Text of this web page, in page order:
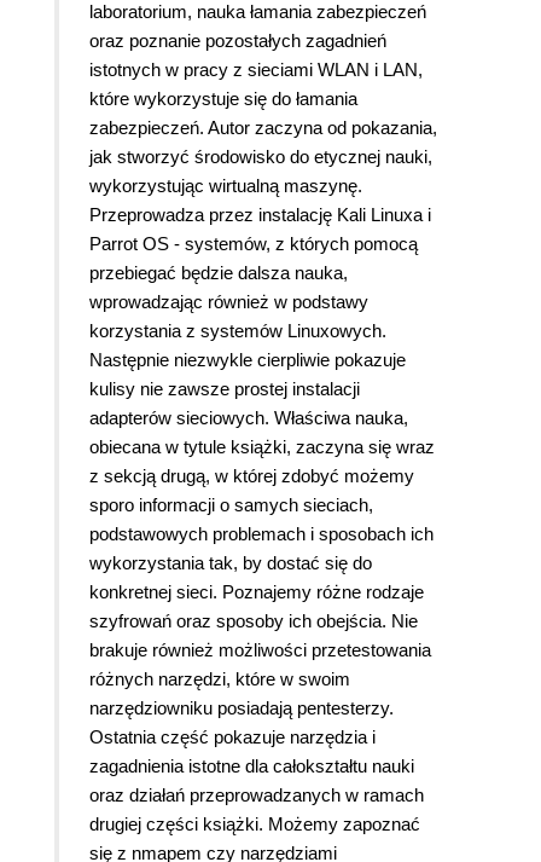
laboratorium, nauka łamania zabezpieczeń
oraz poznanie pozostałych zagadnień
istotnych w pracy z sieciami WLAN i LAN,
które wykorzystuje się do łamania
zabezpieczeń. Autor zaczyna od pokazania,
jak stworzyć środowisko do etycznej nauki,
wykorzystując wirtualną maszynę.
Przeprowadza przez instalację Kali Linuxa i
Parrot OS - systemów, z których pomocą
przebiegać będzie dalsza nauka,
wprowadzając również w podstawy
korzystania z systemów Linuxowych.
Następnie niezwykle cierpliwie pokazuje
kulisy nie zawsze prostej instalacji
adapterów sieciowych. Właściwa nauka,
obiecana w tytule książki, zaczyna się wraz
z sekcją drugą, w której zdobyć możemy
sporo informacji o samych sieciach,
podstawowych problemach i sposobach ich
wykorzystania tak, by dostać się do
konkretnej sieci. Poznajemy różne rodzaje
szyfrowań oraz sposoby ich obejścia. Nie
brakuje również możliwości przetestowania
różnych narzędzi, które w swoim
narzędziowniku posiadają pentesterzy.
Ostatnia część pokazuje narzędzia i
zagadnienia istotne dla całokształtu nauki
oraz działań przeprowadzanych w ramach
drugiej części książki. Możemy zapoznać
się z nmapem czy narzędziami